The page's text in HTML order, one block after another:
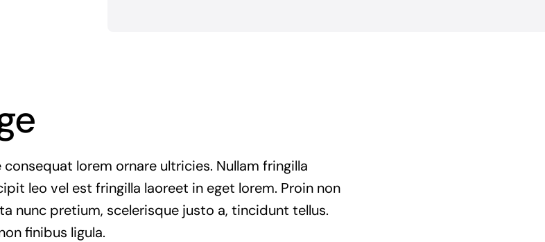
lorem ornare ultricies. Nullam fringilla
leo vel est fringilla laoreet in eget lorem. Proin non
nunc pretium, scelerisque justo a, tincidunt tellus.
finibus ligula.